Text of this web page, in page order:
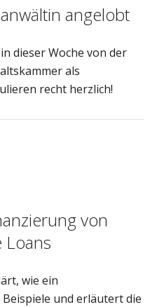
angelobt
dieser Woche von der
als
recht herzlich!
von
Loans
wie ein
und erläutert die